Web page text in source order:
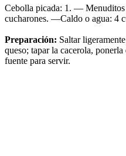
Cebolla picada: 1. —
cucharones. —Caldo o agua: 4
Preparación: Saltar
queso; tapar la cacerola,
fuente para servir.